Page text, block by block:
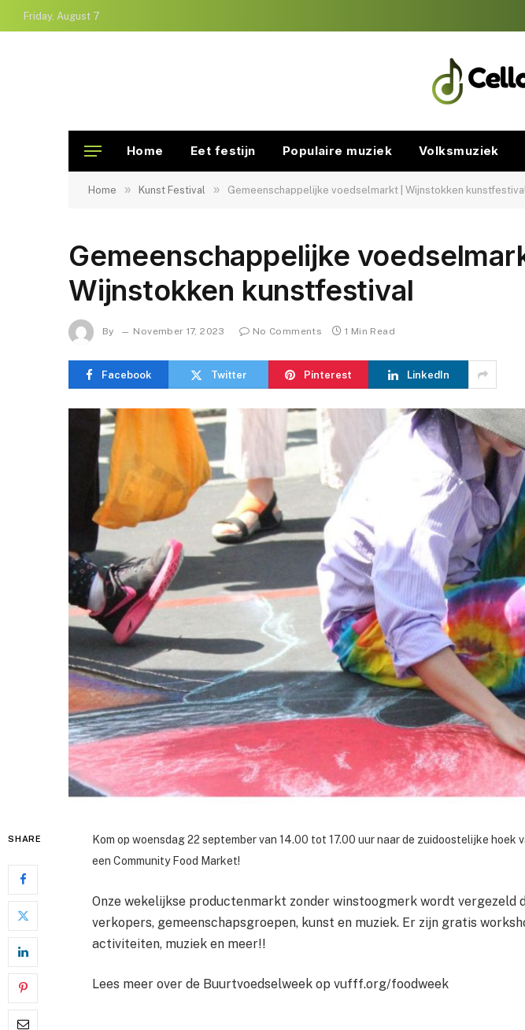
Friday, August 7
Home Eet festijn Populaire muziek Volksmuziek
Home » Kunst Festival » Gemeenschappelijke voedselmarkt | Wijnstokken
Gemeenschappelijke
Wijnstokken kunstfestival
By November 17, 2023 No Comments 1 Min Read
Facebook Twitter Pinterest LinkedIn
SHARE
Kom op woensdag 22 september van 14.00 tot 17.00 uur naar de zuidoostelijke hoek
een Community Food Market!
Onze wekelijkse productenmarkt zonder winstoogmerk wordt vergezeld
verkopers, gemeenschapsgroepen, kunst en muziek. Er zijn gratis
activiteiten, muziek en meer!!
Lees meer over de Buurtvoedselweek op vufff.org/foodweek